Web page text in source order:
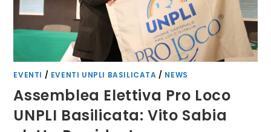
EVENTI / EVENTI UNPLI BASILICATA / NEWS
Assemblea Elettiva Pro Loco
UNPLI Basilicata: Vito Sabia